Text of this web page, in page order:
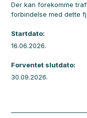
Der kan forekomme
forbindelse med dette
Startdato:
16.06.2026.
Forventet slutdato:
30.09.2026.